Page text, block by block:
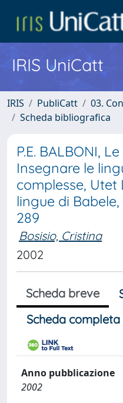
IRIS UniCatt
IRIS PubliCatt
03.
Scheda bibliografica
P.E. BALBONI,
Insegnare le
complesse, Utet
lingue di
289
Bosisio, Cristina
2002
Scheda breve
Scheda completa
Anno pubblicazione
2002